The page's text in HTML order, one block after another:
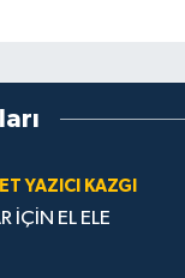
YAZICI KAZGI
İÇİN EL ELE